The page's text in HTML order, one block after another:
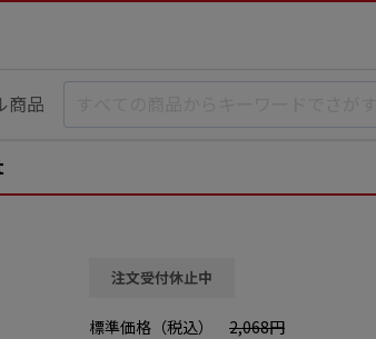
商品
注文受付休止中
標準価格（税込）
2,068円